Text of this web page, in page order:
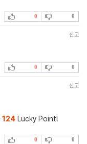
0 0
신고
0 0
신고
124 Lucky Point!
0 0